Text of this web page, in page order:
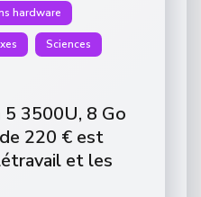
hardware
Sciences
5 3500U, 8 Go
220 € est
et les